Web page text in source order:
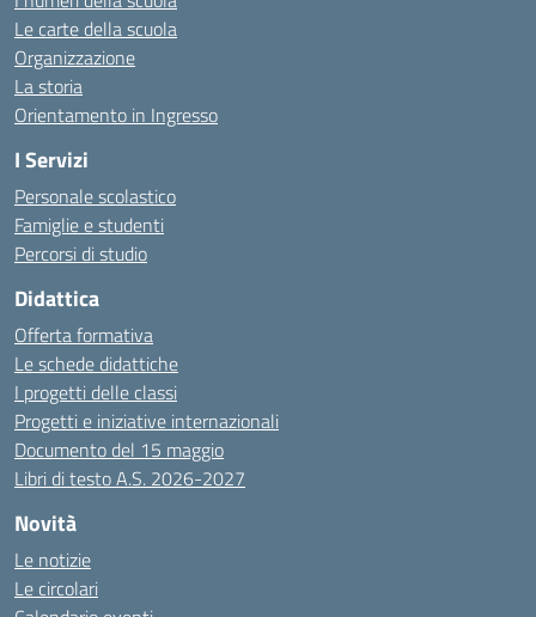
Le carte della scuola
Organizzazione
La storia
Orientamento in Ingresso
I Servizi
Personale scolastico
Famiglie e studenti
Percorsi di studio
Didattica
Offerta formativa
Le schede didattiche
I progetti delle classi
Progetti e iniziative internazionali
Documento del 15 maggio
Libri di testo A.S. 2026-2027
Novità
Le notizie
Le circolari